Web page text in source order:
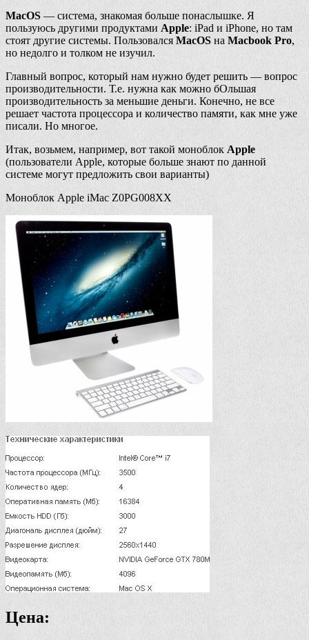
MacOS— система, знакомая больше понаслышке. Я
пользуюсь другими продуктами Apple: iPad и iPhone, но там
стоят другие системы. Пользовался MacOS на Macbook Pro,
но недолго и толком не изучил.
Главный вопрос, который нам нужно будет решить — вопрос
производительности. Т.е. нужна как можно бОльшая
производительность за меньшие деньги. Конечно, не все
решает частота процессора и количество памяти, как мне уже
писали. Но многое.
Итак, возьмем, например, вот такой моноблок Apple
(пользователи Apple, которые больше знают по данной
системе могут предложить свои варианты)
Моноблок Apple iMac Z0PG008XX
Цена: